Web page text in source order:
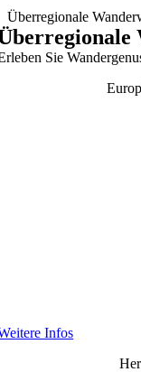
Überregionale
Sie
Infos